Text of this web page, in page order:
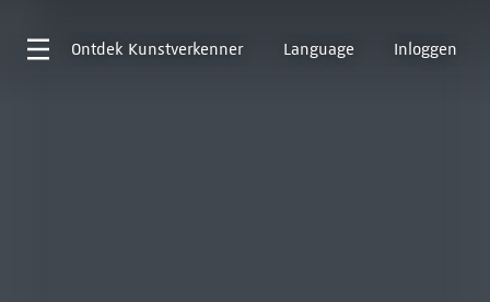
Ontdek Kunstverkenner Language Inloggen